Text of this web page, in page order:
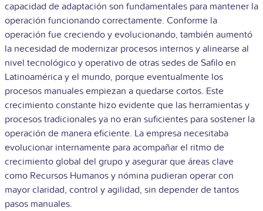
capacidad de adaptación son fundamentales para mantener la
operación funcionando correctamente. Conforme la
operación fue creciendo y evolucionando, también aumentó
la necesidad de modernizar procesos internos y alinearse al
nivel tecnológico y operativo de otras sedes de Safilo en
Latinoamérica y el mundo, porque eventualmente los
procesos manuales empiezan a quedarse cortos. Este
crecimiento constante hizo evidente que las herramientas y
procesos tradicionales ya no eran suficientes para sostener la
operación de manera eficiente. La empresa necesitaba
evolucionar internamente para acompañar el ritmo de
crecimiento global del grupo y asegurar que áreas clave
como Recursos Humanos y nómina pudieran operar con
mayor claridad, control y agilidad, sin depender de tantos
pasos manuales.